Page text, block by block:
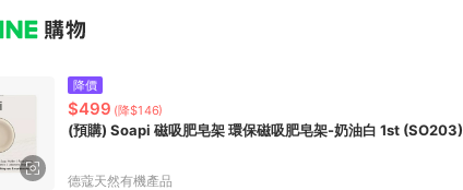
降價
$499 (降$146)
(預購) Soapi 磁吸肥皂架 環保磁吸肥皂架-奶油白 1st (SO203)
德蔻天然有機產品